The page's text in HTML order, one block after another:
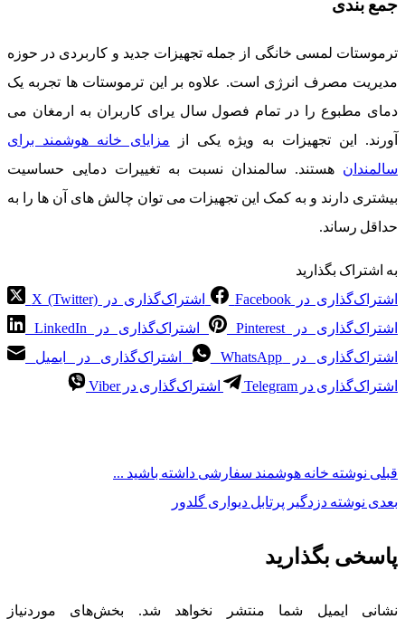
جمع بندی
ترموستات لمسی خانگی از جمله تجهیزات جدید و کاربردی در حوزه
مدیریت مصرف انرژی است. علاوه بر این ترموستات ها تجربه یک
دمای مطبوع را در تمام فصول سال یرای کاربران به ارمغان می
آورند. این تجهیزات به ویژه یکی از مزایای خانه هوشمند برای
سالمندان هستند. سالمندان نسبت به تغییرات دمایی حساسیت
بیشتری دارند و به کمک این تجهیزات می توان چالش های آن ها را به
حداقل رساند.
به اشتراک بگذارید
اشتراک‌گذاری در Facebook
اشتراک‌گذاری در X (Twitter)
اشتراک‌گذاری در Pinterest
اشتراک‌گذاری در LinkedIn
اشتراک‌گذاری در WhatsApp
اشتراک‌گذاری در ایمیل
اشتراک‌گذاری در Telegram
اشتراک‌گذاری در Viber
قبلی نوشته خانه هوشمند سفارشی داشته باشید ...
بعدی نوشته دزدگیر پرتابل دیواری گلدور
پاسخی بگذارید
نشانی ایمیل شما منتشر نخواهد شد.
بخش‌های موردنیاز